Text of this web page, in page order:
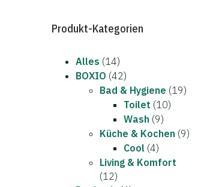
Produkt-Kategorien
Alles (14)
BOXIO (42)
Bad & Hygiene (19)
Toilet (10)
Wash (9)
Küche & Kochen (9)
Cool (4)
Living & Komfort
(12)